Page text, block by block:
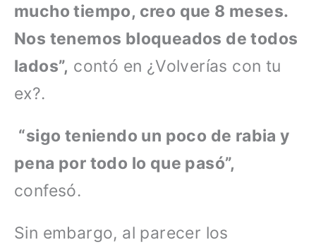
mucho tiempo, creo que 8 meses.
Nos tenemos bloqueados de todos
lados”, contó en ¿Volverías con tu
ex?.
“sigo teniendo un poco de rabia y
pena por todo lo que pasó”,
confesó.
Sin embargo, al parecer los